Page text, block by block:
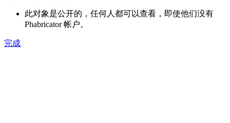
此对象是公开的，任何人都可以查看，即使他们没有
Phabricator 帐户。
完成